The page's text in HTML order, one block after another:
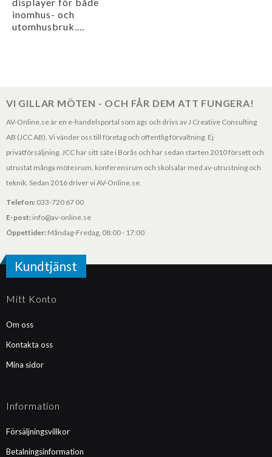
displayer för både
inomhus- och
utomhusbruk....
VI GILLAR MÖTEN - OCH FÅR DEM ATT FUNGERA!
AV-Online.se är en e-handelsportal som ägs och drivs av J Creative Consulting
AB (JCC AB). Vi vänder oss till företag och offentlig förvaltning. Ej
privatförsäljning. JCC har sitt säte i Borås och har sedan starten 2010 försett och
utrustat många mötesrum, konferensrum och skolsalar med av-utrustning och
teknik. Sedan 2016 driver vi AV-Online.se.
Telefon: 033-720 67 00
E-post: info@av-online.se
Öppettider: Måndag-Fredag, 08:00 - 17:00
Kundtjänst
Mitt Konto
Om oss
Kontakta oss
Mina sidor
Information
Försäljningsvillkor
Betalningsinformation